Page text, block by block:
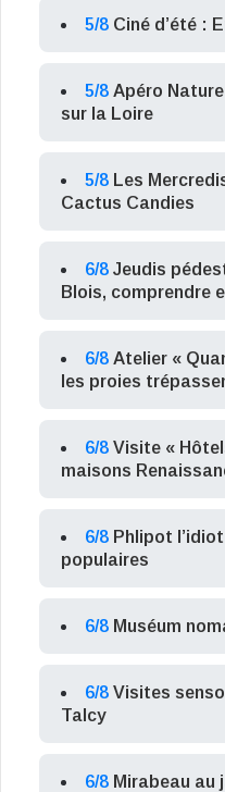
5/8 Ciné d’été :
5/8 Apéro
sur la Loire
5/8 Les
Cactus Candies
6/8 Jeudis
Blois, comprendre
6/8 Atelier «
les proies
6/8 Visite «
maisons
6/8 Phlipot
populaires
6/8 Muséum
6/8 Visites
Talcy
6/8 Mirabeau au